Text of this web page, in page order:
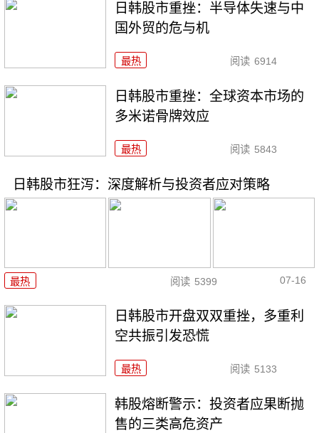
日韩股市重挫：半导体失速与中
国外贸的危与机
最热 阅读 6914
日韩股市重挫：全球资本市场的
多米诺骨牌效应
最热 阅读 5843
日韩股市狂泻：深度解析与投资者应对策略
最热 阅读 5399 07-16
日韩股市开盘双双重挫，多重利
空共振引发恐慌
最热 阅读 5133
韩股熔断警示：投资者应果断抛
售的三类高危资产